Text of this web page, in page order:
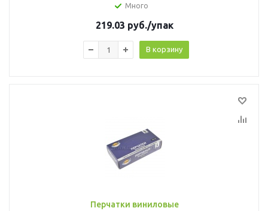
Много
219.03 руб./упак
В корзину
Перчатки виниловые